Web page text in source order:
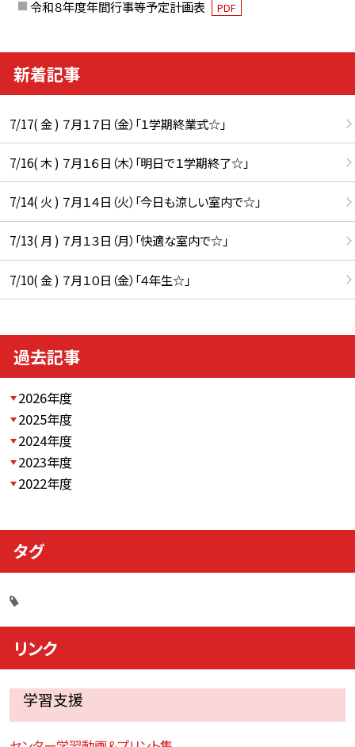
令和８年度年間行事等予定計画表 PDF
新着記事
7/17( 金 ) ７月１７日（金）「１学期終業式☆」
7/16( 木 ) ７月１６日（木）「明日で１学期終了☆」
7/14( 火 ) ７月１４日（火）「今日も涼しい室内で☆」
7/13( 月 ) ７月１３日（月）「快適な室内で☆」
7/10( 金 ) ７月１０日（金）「４年生☆」
過去記事
2026年度
2025年度
2024年度
2023年度
2022年度
タグ
リンク
学習支援